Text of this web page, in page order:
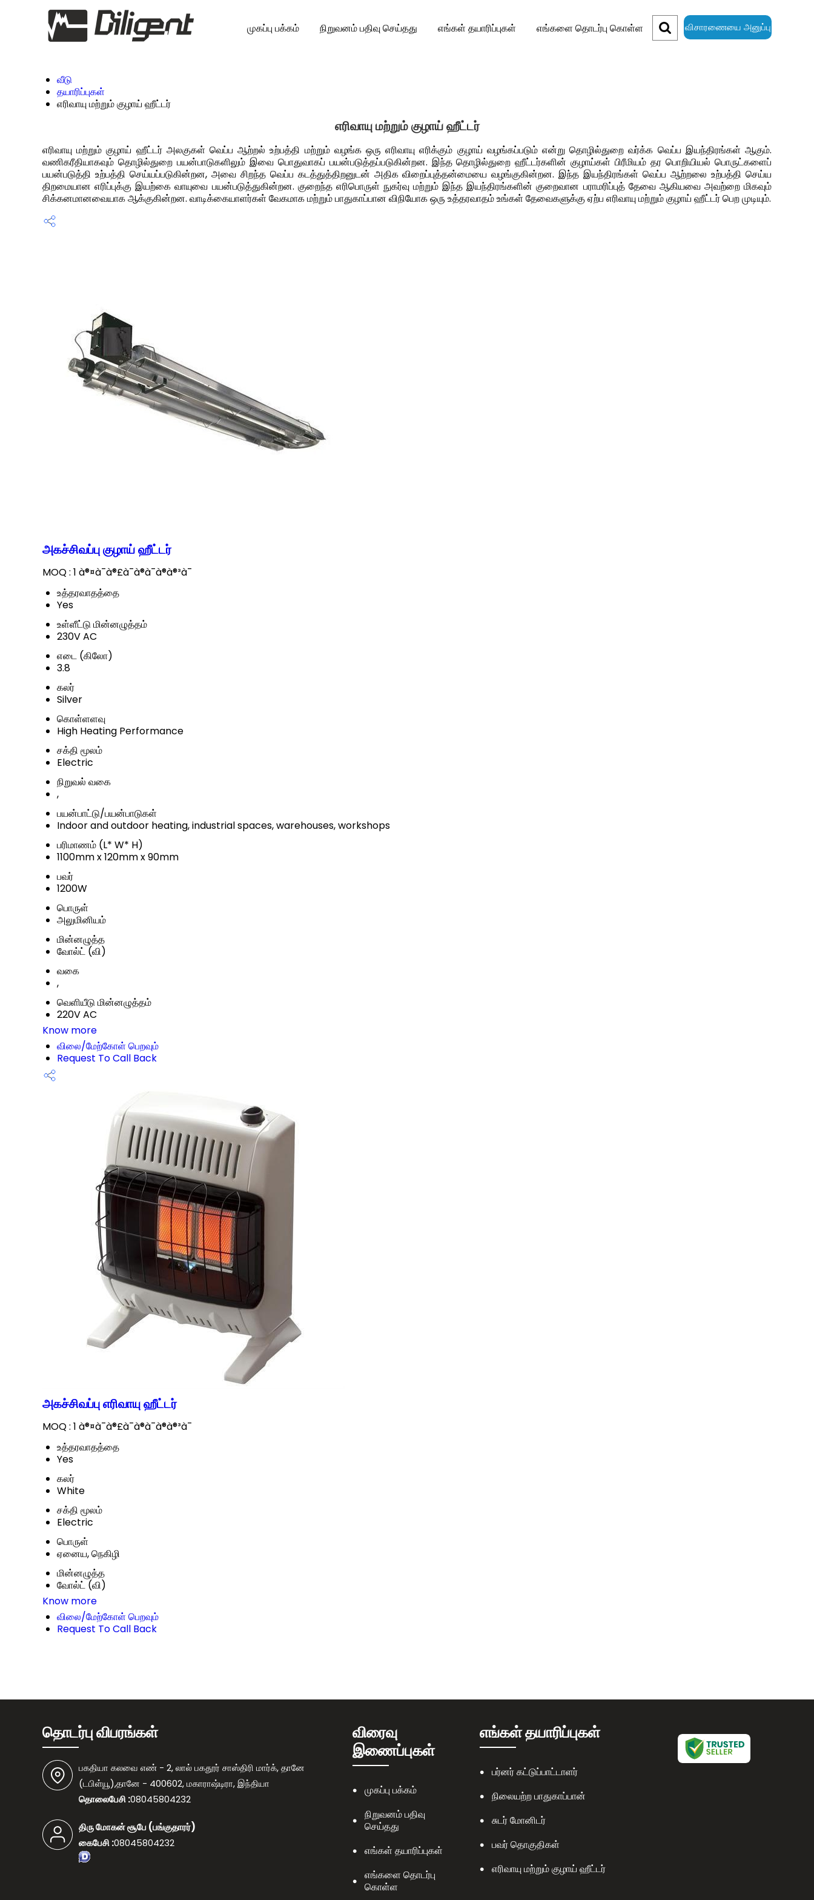
முகப்பு பக்கம் நிறுவனம் பதிவு செய்தது எங்கள் தயாரிப்புகள் எங்களை தொடர்பு கொள்ள விசாரணையை அனுப்பு
வீடு
தயாரிப்புகள்
எரிவாயு மற்றும் குழாய் ஹீட்டர்
எரிவாயு மற்றும் குழாய் ஹீட்டர்
எரிவாயு மற்றும் குழாய் ஹீட்டர் அலகுகள் வெப்ப ஆற்றல் உற்பத்தி மற்றும் வழங்க ஒரு எரிவாயு எரிக்கும் குழாய் வழங்கப்படும் என்று தொழில்துறை வர்க்க வெப்ப இயந்திரங்கள் ஆகும்.
வணிகரீதியாகவும் தொழில்துறை பயன்பாடுகளிலும் இவை பொதுவாகப் பயன்படுத்தப்படுகின்றன. இந்த தொழில்துறை ஹீட்டர்களின் குழாய்கள் பிரீமியம் தர பொறியியல் பொருட்களைப்
பயன்படுத்தி உற்பத்தி செய்யப்படுகின்றன, அவை சிறந்த வெப்ப கடத்துத்திறனுடன் அதிக விறைப்புத்தன்மையை வழங்குகின்றன. இந்த இயந்திரங்கள் வெப்ப ஆற்றலை உற்பத்தி செய்ய
திறமையான எரிப்புக்கு இயற்கை வாயுவை பயன்படுத்துகின்றன. குறைந்த எரிபொருள் நுகர்வு மற்றும் இந்த இயந்திரங்களின் குறைவான பராமரிப்புத் தேவை ஆகியவை அவற்றை மிகவும்
சிக்கனமானவையாக ஆக்குகின்றன. வாடிக்கையாளர்கள் வேகமாக மற்றும் பாதுகாப்பான விநியோக ஒரு உத்தரவாதம் உங்கள் தேவைகளுக்கு ஏற்ப எரிவாயு மற்றும் குழாய் ஹீட்டர் பெற முடியும்.
அகச்சிவப்பு குழாய் ஹீட்டர்
MOQ : 1 à®¤à¯à®£à¯à®à¯à®à®³à¯
உத்தரவாதத்தை
Yes
உள்ளீட்டு மின்னழுத்தம்
230V AC
எடை (கிலோ)
3.8
கலர்
Silver
கொள்ளளவு
High Heating Performance
சக்தி மூலம்
Electric
நிறுவல் வகை
,
பயன்பாட்டு/பயன்பாடுகள்
Indoor and outdoor heating, industrial spaces, warehouses, workshops
பரிமாணம் (L* W* H)
1100mm x 120mm x 90mm
பவர்
1200W
பொருள்
அலுமினியம்
மின்னழுத்த
வோல்ட் (வி)
வகை
,
வெளியீடு மின்னழுத்தம்
220V AC
Know more
விலை/மேற்கோள் பெறவும்
Request To Call Back
அகச்சிவப்பு எரிவாயு ஹீட்டர்
MOQ : 1 à®¤à¯à®£à¯à®à¯à®à®³à¯
உத்தரவாதத்தை
Yes
கலர்
White
சக்தி மூலம்
Electric
பொருள்
ஏனைய, நெகிழி
மின்னழுத்த
வோல்ட் (வி)
Know more
விலை/மேற்கோள் பெறவும்
Request To Call Back
தொடர்பு விபரங்கள்
பகதியா கலவை எண் - 2, லால் பகதூர் சாஸ்திரி மார்க், தானே
(டபிள்யூ),தானே - 400602, மகாராஷ்டிரா, இந்தியா
தொலைபேசி :08045804232
திரு மோகன் சூபே (பங்குதாரர்)
கைபேசி :08045804232
விரைவு
இணைப்புகள்
முகப்பு பக்கம்
நிறுவனம் பதிவு
செய்தது
எங்கள் தயாரிப்புகள்
எங்களை தொடர்பு
கொள்ள
எங்கள் தயாரிப்புகள்
பர்னர் கட்டுப்பாட்டாளர்
நிலையற்ற பாதுகாப்பான்
சுடர் மோனிடர்
பவர் தொகுதிகள்
எரிவாயு மற்றும் குழாய் ஹீட்டர்